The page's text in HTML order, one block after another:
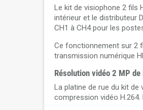
Le kit de visiophone 2 fils
intérieur et le distributeur
CH1 à CH4 pour les
Ce fonctionnement sur 2
transmission numérique
Résolution vidéo 2 MP
La platine de rue du kit de
compression vidéo H.264.